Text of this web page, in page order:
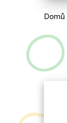
Domů